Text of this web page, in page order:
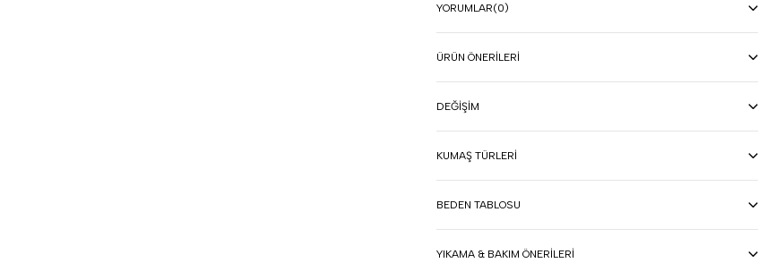
YORUMLAR(0)
ÜRÜN ÖNERILERI
DEĞIŞIM
KUMAŞ TÜRLERI
BEDEN TABLOSU
YIKAMA & BAKIM ÖNERILERI